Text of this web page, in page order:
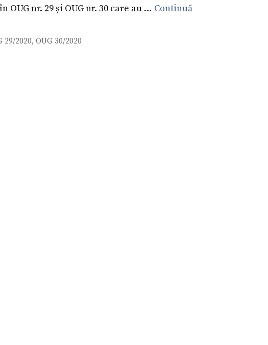
nr. 29 și OUG nr. 30 care au … Continuă
29/2020,OUG 30/2020